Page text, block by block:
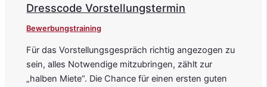
Dresscode Vorstellungstermin
Bewerbungstraining
Für das Vorstellungsgespräch richtig angezogen zu
sein, alles Notwendige mitzubringen, zählt zur
„halben Miete“. Die Chance für einen ersten guten